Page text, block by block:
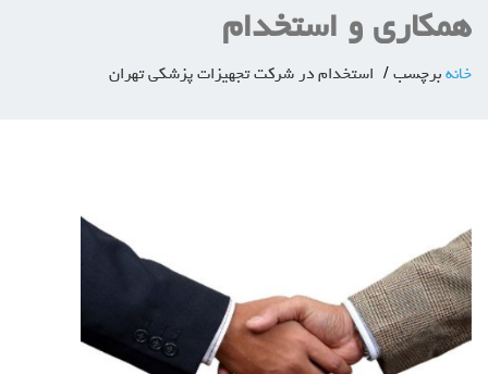
همکاری و استخدام
خانه برچسب استخدام در شرکت تجهیزات پزشکی تهران